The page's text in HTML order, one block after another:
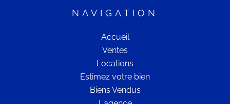
NAVIGATION
Accueil
Ventes
Locations
Estimez votre bien
Biens Vendus